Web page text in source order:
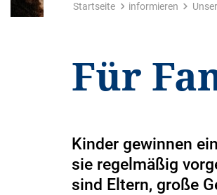
Startseite informieren
Für
Kinder gewinnen
sie regelmäßig
sind Eltern, große